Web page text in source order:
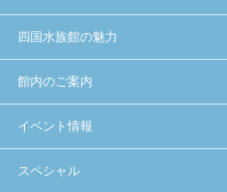
四国水族館の魅力
館内のご案内
イベント情報
スペシャル